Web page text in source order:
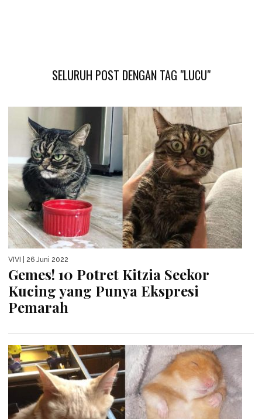
SELURUH POST DENGAN TAG "LUCU"
VIVI | 26 Juni 2022
Gemes! 10 Potret Kitzia Seekor
Kucing yang Punya Ekspresi
Pemarah